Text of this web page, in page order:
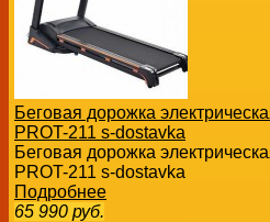
Беговая дорожка
PROT-211 s-dostavka
Беговая дорожка
PROT-211 s-dostavka
Подробнее
65 990 руб.